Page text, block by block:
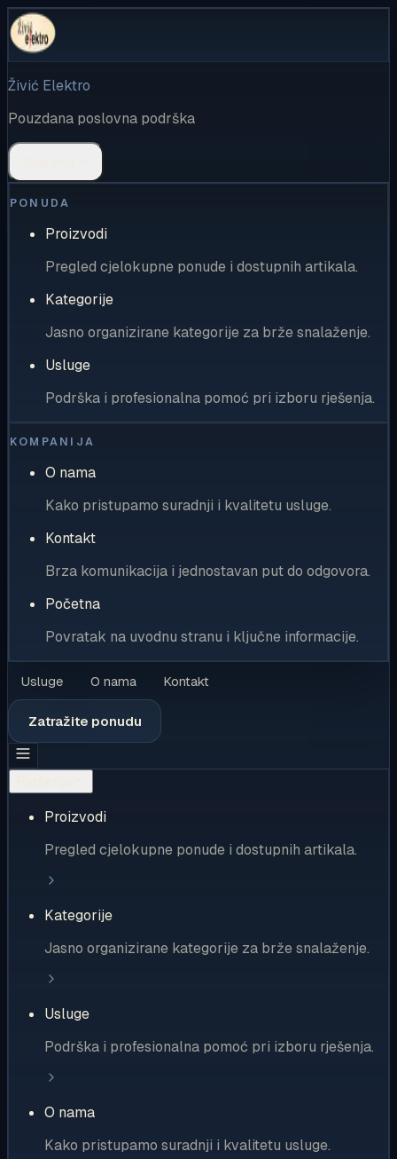
Živić Elektro
Pouzdana poslovna podrška
PONUDA
Proizvodi
Pregled cjelokupne ponude i dostupnih artikala.
Kategorije
Jasno organizirane kategorije za brže snalaženje.
Usluge
Podrška i profesionalna pomoć pri izboru rješenja.
KOMPANIJA
O nama
Kako pristupamo suradnji i kvalitetu usluge.
Kontakt
Brza komunikacija i jednostavan put do odgovora.
Početna
Povratak na uvodnu stranu i ključne informacije.
Usluge O nama Kontakt
Zatražite ponudu
Proizvodi
Pregled cjelokupne ponude i dostupnih artikala.
Kategorije
Jasno organizirane kategorije za brže snalaženje.
Usluge
Podrška i profesionalna pomoć pri izboru rješenja.
O nama
Kako pristupamo suradnji i kvalitetu usluge.